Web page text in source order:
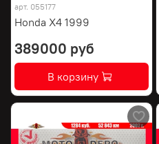
арт. 055177
Honda X4 1999
389000 руб
В корзину